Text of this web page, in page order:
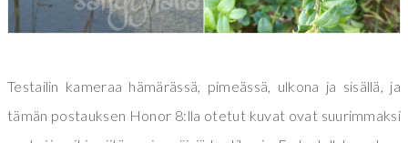
Testailin kameraa hämärässä, pimeässä, ulkona ja sisällä, ja
tämän postauksen Honor 8:lla otetut kuvat ovat suurimmaksi